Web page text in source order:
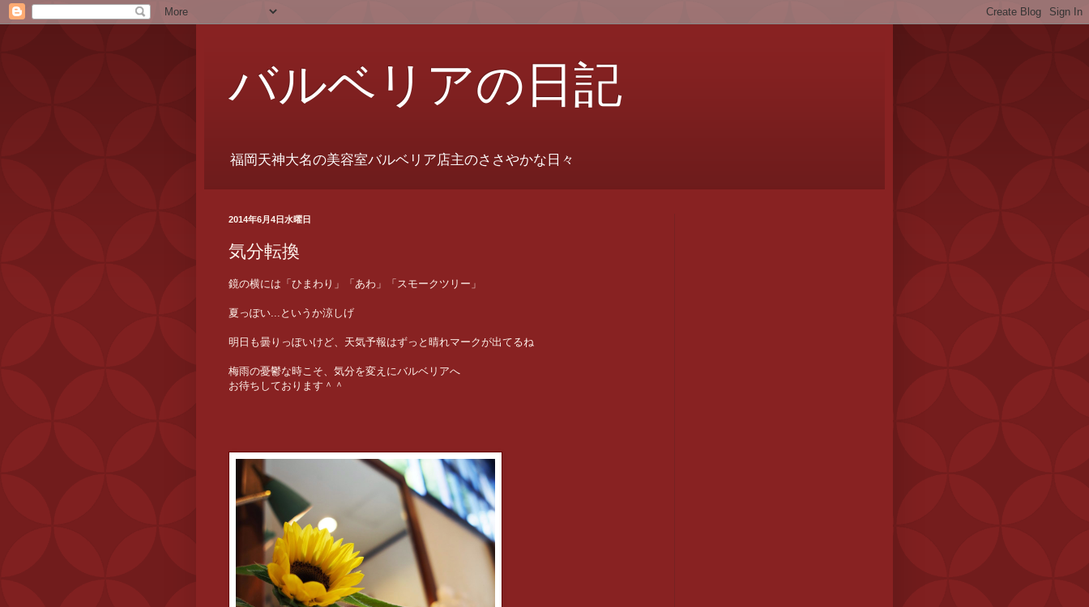
バルベリアの日記
福岡天神大名の美容室バルベリア店主のささやかな日々
2014年6月4日水曜日
気分転換
鏡の横には「ひまわり」「あわ」「スモークツリー」
夏っぽい...というか涼しげ
明日も曇りっぽいけど、天気予報はずっと晴れマークが出てるね
梅雨の憂鬱な時こそ、気分を変えにバルベリアへ
お待ちしております＾＾